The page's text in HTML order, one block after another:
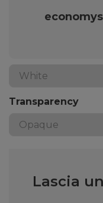
Transparency
ColorLascia